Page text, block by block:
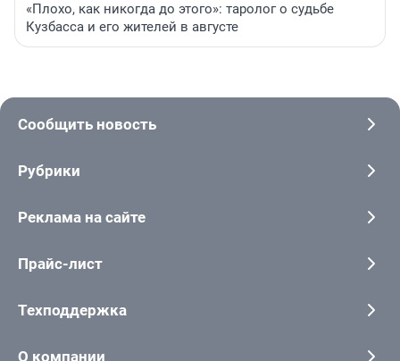
«Плохо, как никогда до этого»: таролог о судьбе
Кузбасса и его жителей в августе
Сообщить новость
Рубрики
Реклама на сайте
Прайс-лист
Техподдержка
О компании